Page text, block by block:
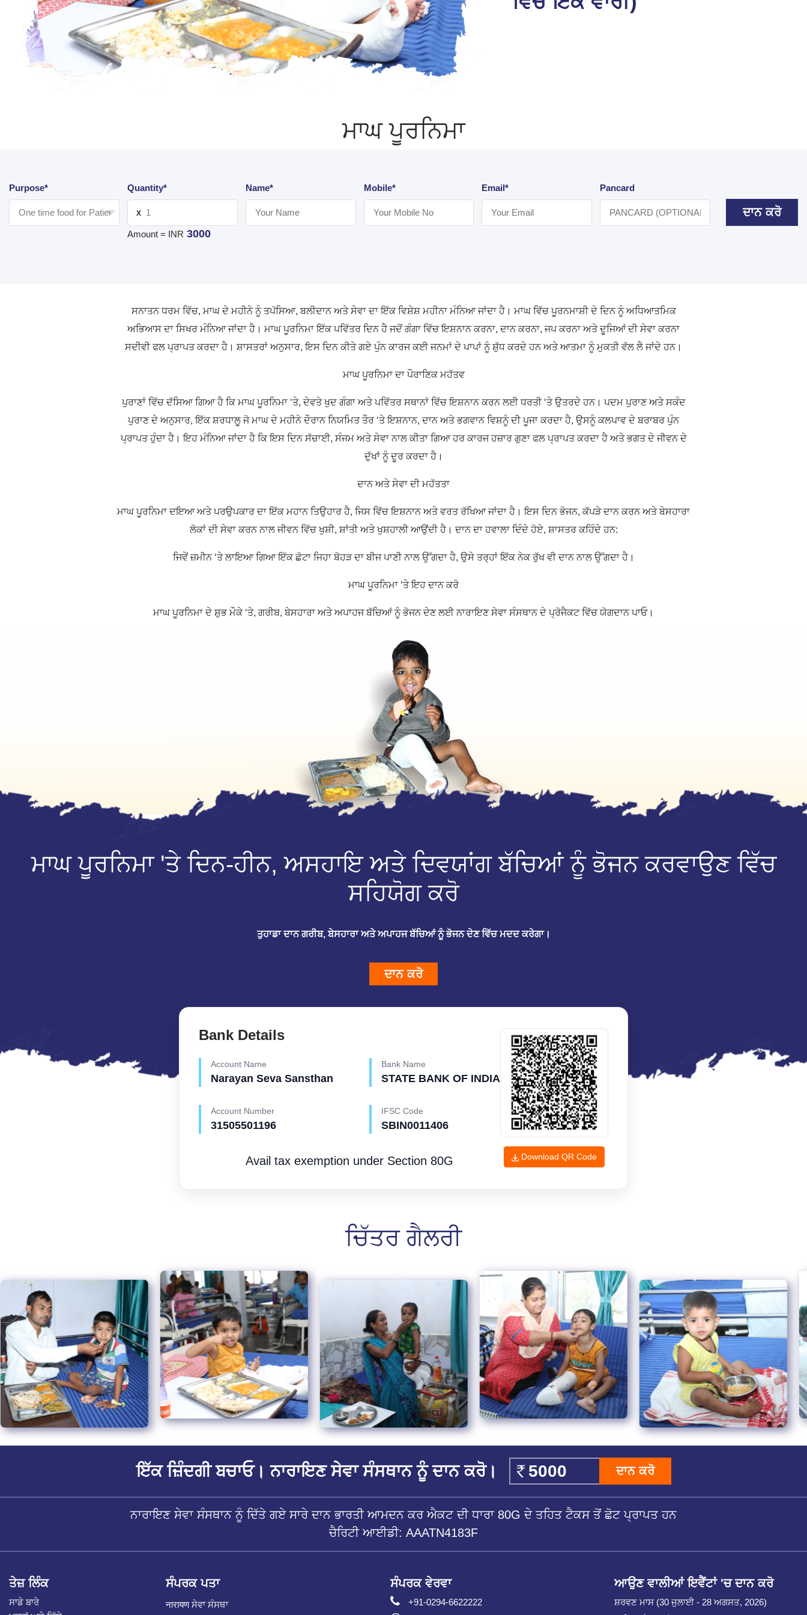
ਮਾਘ ਪੂਰਨਿਮਾ
Purpose* Quantity*
X
Amount = INR 3000
Name* Mobile* Email* Pancard
ਦਾਨ ਕਰੋ
ਸਨਾਤਨ ਧਰਮ ਵਿੱਚ, ਮਾਘ ਦੇ ਮਹੀਨੇ ਨੂੰ ਤਪੱਸਿਆ, ਬਲੀਦਾਨ ਅਤੇ ਸੇਵਾ ਦਾ ਇੱਕ ਵਿਸ਼ੇਸ਼ ਮਹੀਨਾ ਮੰਨਿਆ ਜਾਂਦਾ ਹੈ। ਮਾਘ ਵਿੱਚ ਪੂਰਨਮਾਸ਼ੀ ਦੇ ਦਿਨ ਨੂੰ ਅਧਿਆਤਮਿਕ
ਅਭਿਆਸ ਦਾ ਸਿਖਰ ਮੰਨਿਆ ਜਾਂਦਾ ਹੈ। ਮਾਘ ਪੂਰਨਿਮਾ ਇੱਕ ਪਵਿੱਤਰ ਦਿਨ ਹੈ ਜਦੋਂ ਗੰਗਾ ਵਿੱਚ ਇਸ਼ਨਾਨ ਕਰਨਾ, ਦਾਨ ਕਰਨਾ, ਜਪ ਕਰਨਾ ਅਤੇ ਦੂਜਿਆਂ ਦੀ ਸੇਵਾ ਕਰਨਾ
ਸਦੀਵੀ ਫਲ ਪ੍ਰਾਪਤ ਕਰਦਾ ਹੈ। ਸ਼ਾਸਤਰਾਂ ਅਨੁਸਾਰ, ਇਸ ਦਿਨ ਕੀਤੇ ਗਏ ਪੁੰਨ ਕਾਰਜ ਕਈ ਜਨਮਾਂ ਦੇ ਪਾਪਾਂ ਨੂੰ ਸ਼ੁੱਧ ਕਰਦੇ ਹਨ ਅਤੇ ਆਤਮਾ ਨੂੰ ਮੁਕਤੀ ਵੱਲ ਲੈ ਜਾਂਦੇ ਹਨ।
ਮਾਘ ਪੂਰਨਿਮਾ ਦਾ ਪੌਰਾਣਿਕ ਮਹੱਤਵ
ਪੁਰਾਣਾਂ ਵਿੱਚ ਦੱਸਿਆ ਗਿਆ ਹੈ ਕਿ ਮਾਘ ਪੂਰਨਿਮਾ ‘ਤੇ, ਦੇਵਤੇ ਖੁਦ ਗੰਗਾ ਅਤੇ ਪਵਿੱਤਰ ਸਥਾਨਾਂ ਵਿੱਚ ਇਸ਼ਨਾਨ ਕਰਨ ਲਈ ਧਰਤੀ ‘ਤੇ ਉਤਰਦੇ ਹਨ। ਪਦਮ ਪੁਰਾਣ ਅਤੇ ਸਕੰਦ
ਪੁਰਾਣ ਦੇ ਅਨੁਸਾਰ, ਇੱਕ ਸ਼ਰਧਾਲੂ ਜੋ ਮਾਘ ਦੇ ਮਹੀਨੇ ਦੌਰਾਨ ਨਿਯਮਿਤ ਤੌਰ ‘ਤੇ ਇਸ਼ਨਾਨ, ਦਾਨ ਅਤੇ ਭਗਵਾਨ ਵਿਸ਼ਨੂੰ ਦੀ ਪੂਜਾ ਕਰਦਾ ਹੈ, ਉਸਨੂੰ ਕਲਪਾਵ ਦੇ ਬਰਾਬਰ ਪੁੰਨ
ਪ੍ਰਾਪਤ ਹੁੰਦਾ ਹੈ। ਇਹ ਮੰਨਿਆ ਜਾਂਦਾ ਹੈ ਕਿ ਇਸ ਦਿਨ ਸੱਚਾਈ, ਸੰਜਮ ਅਤੇ ਸੇਵਾ ਨਾਲ ਕੀਤਾ ਗਿਆ ਹਰ ਕਾਰਜ ਹਜ਼ਾਰ ਗੁਣਾ ਫਲ ਪ੍ਰਾਪਤ ਕਰਦਾ ਹੈ ਅਤੇ ਭਗਤ ਦੇ ਜੀਵਨ ਦੇ
ਦੁੱਖਾਂ ਨੂੰ ਦੂਰ ਕਰਦਾ ਹੈ।
ਦਾਨ ਅਤੇ ਸੇਵਾ ਦੀ ਮਹੱਤਤਾ
ਮਾਘ ਪੂਰਨਿਮਾ ਦਇਆ ਅਤੇ ਪਰਉਪਕਾਰ ਦਾ ਇੱਕ ਮਹਾਨ ਤਿਉਹਾਰ ਹੈ, ਜਿਸ ਵਿੱਚ ਇਸ਼ਨਾਨ ਅਤੇ ਵਰਤ ਰੱਖਿਆ ਜਾਂਦਾ ਹੈ। ਇਸ ਦਿਨ ਭੋਜਨ, ਕੱਪੜੇ ਦਾਨ ਕਰਨ ਅਤੇ ਬੇਸਹਾਰਾ
ਲੋਕਾਂ ਦੀ ਸੇਵਾ ਕਰਨ ਨਾਲ ਜੀਵਨ ਵਿੱਚ ਖੁਸ਼ੀ, ਸ਼ਾਂਤੀ ਅਤੇ ਖੁਸ਼ਹਾਲੀ ਆਉਂਦੀ ਹੈ। ਦਾਨ ਦਾ ਹਵਾਲਾ ਦਿੰਦੇ ਹੋਏ, ਸ਼ਾਸਤਰ ਕਹਿੰਦੇ ਹਨ:
ਜਿਵੇਂ ਜ਼ਮੀਨ ‘ਤੇ ਲਾਇਆ ਗਿਆ ਇੱਕ ਛੋਟਾ ਜਿਹਾ ਬੋਹੜ ਦਾ ਬੀਜ ਪਾਣੀ ਨਾਲ ਉੱਗਦਾ ਹੈ, ਉਸੇ ਤਰ੍ਹਾਂ ਇੱਕ ਨੇਕ ਰੁੱਖ ਵੀ ਦਾਨ ਨਾਲ ਉੱਗਦਾ ਹੈ।
ਮਾਘ ਪੂਰਨਿਮਾ ‘ਤੇ ਇਹ ਦਾਨ ਕਰੋ
ਮਾਘ ਪੂਰਨਿਮਾ ਦੇ ਸ਼ੁਭ ਮੌਕੇ ‘ਤੇ, ਗਰੀਬ, ਬੇਸਹਾਰਾ ਅਤੇ ਅਪਾਹਜ ਬੱਚਿਆਂ ਨੂੰ ਭੋਜਨ ਦੇਣ ਲਈ ਨਾਰਾਇਣ ਸੇਵਾ ਸੰਸਥਾਨ ਦੇ ਪ੍ਰੋਜੈਕਟ ਵਿੱਚ ਯੋਗਦਾਨ ਪਾਓ।
ਮਾਘ ਪੂਰਨਿਮਾ 'ਤੇ ਦਿਨ-ਹੀਨ, ਅਸਹਾਇ ਅਤੇ ਦਿਵਯਾਂਗ ਬੱਚਿਆਂ ਨੂੰ ਭੋਜਨ ਕਰਵਾਉਣ ਵਿੱਚ
ਸਹਿਯੋਗ ਕਰੋ
ਤੁਹਾਡਾ ਦਾਨ ਗਰੀਬ, ਬੇਸਹਾਰਾ ਅਤੇ ਅਪਾਹਜ ਬੱਚਿਆਂ ਨੂੰ ਭੋਜਨ ਦੇਣ ਵਿੱਚ ਮਦਦ ਕਰੇਗਾ।
ਦਾਨ ਕਰੋ
Bank Details
Account Name
Narayan Seva Sansthan
Bank Name
STATE BANK OF INDIA
Account Number
31505501196
IFSC Code
SBIN0011406
Avail tax exemption under Section 80G Download QR Code
ਚਿੱਤਰ ਗੈਲਰੀ
ਇੱਕ ਜ਼ਿੰਦਗੀ ਬਚਾਓ। ਨਾਰਾਇਣ ਸੇਵਾ ਸੰਸਥਾਨ ਨੂੰ ਦਾਨ ਕਰੋ। ਦਾਨ ਕਰੋ
ਨਾਰਾਇਣ ਸੇਵਾ ਸੰਸਥਾਨ ਨੂੰ ਦਿੱਤੇ ਗਏ ਸਾਰੇ ਦਾਨ ਭਾਰਤੀ ਆਮਦਨ ਕਰ ਐਕਟ ਦੀ ਧਾਰਾ 80G ਦੇ ਤਹਿਤ ਟੈਕਸ ਤੋਂ ਛੋਟ ਪ੍ਰਾਪਤ ਹਨ
ਚੈਰਿਟੀ ਆਈਡੀ: AAATN4183F
ਤੇਜ਼ ਲਿੰਕ
ਸਾਡੇ ਬਾਰੇ
ਸੰਪਰਕ ਪਤਾ
नारायण ਸੇਵਾ ਸੰਸਥਾ
ਸੰਪਰਕ ਵੇਰਵਾ
+91-0294-6622222
ਆਉਣ ਵਾਲੀਆਂ ਇਵੈਂਟਾਂ 'ਚ ਦਾਨ ਕਰੋ
ਸ਼ਰਵਣ ਮਾਸ (30 ਜੁਲਾਈ - 28 ਅਗਸਤ, 2026)